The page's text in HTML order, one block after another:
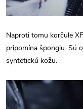
Naproti tomu korčule
pripomína špongiu. Sú
syntetickú kožu.